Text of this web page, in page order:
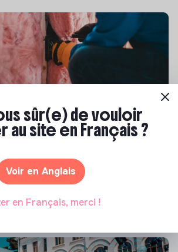
formations
bâtiments
sûr(e) de vouloir
site en Français ?
Voir en Anglais
en Français, merci !